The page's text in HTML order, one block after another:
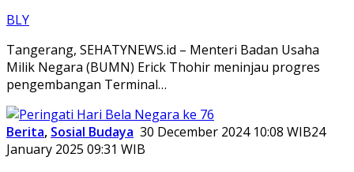
BLY
Tangerang, SEHATYNEWS.id – Menteri Badan Usaha
Milik Negara (BUMN) Erick Thohir meninjau progres
pengembangan Terminal…
Berita, Sosial Budaya 30 December 2024 10:08 WIB24
January 2025 09:31 WIB